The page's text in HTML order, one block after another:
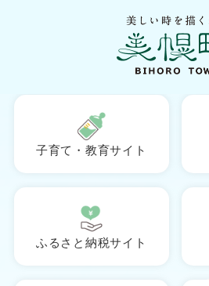
子育て・教育サイト
ふるさと納税サイト